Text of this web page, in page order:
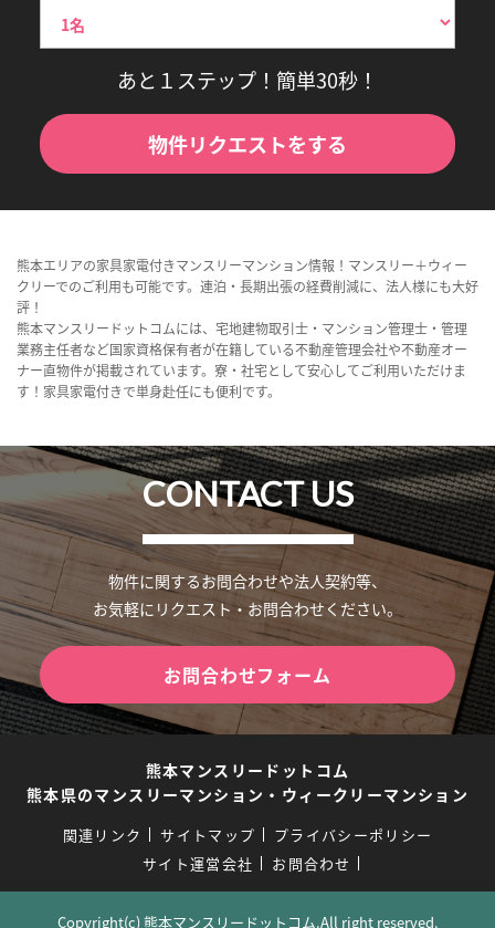
あと１ステップ！簡単30秒！
物件リクエストをする
熊本エリアの家具家電付きマンスリーマンション情報！マンスリー＋ウィー
クリーでのご利用も可能です。連泊・長期出張の経費削減に、法人様にも大好
評！
熊本マンスリードットコムには、宅地建物取引士・マンション管理士・管理
業務主任者など国家資格保有者が在籍している不動産管理会社や不動産オー
ナー直物件が掲載されています。寮・社宅として安心してご利用いただけま
す！家具家電付きで単身赴任にも便利です。
CONTACT US
物件に関するお問合わせや法人契約等、
お気軽にリクエスト・お問合わせください。
お問合わせフォーム
熊本マンスリードットコム
熊本県のマンスリーマンション・ウィークリーマンション
関連リンク サイトマップ
プライバシーポリシー
サイト運営会社
お問合わせ
Copyright(c) 熊本マンスリードットコム.All right reserved.